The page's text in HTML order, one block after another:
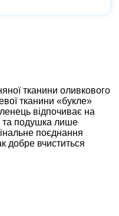
тканини оливкового
тканини «букле»
відпочиває на
та подушка лише
поєднання
добре вчиститься